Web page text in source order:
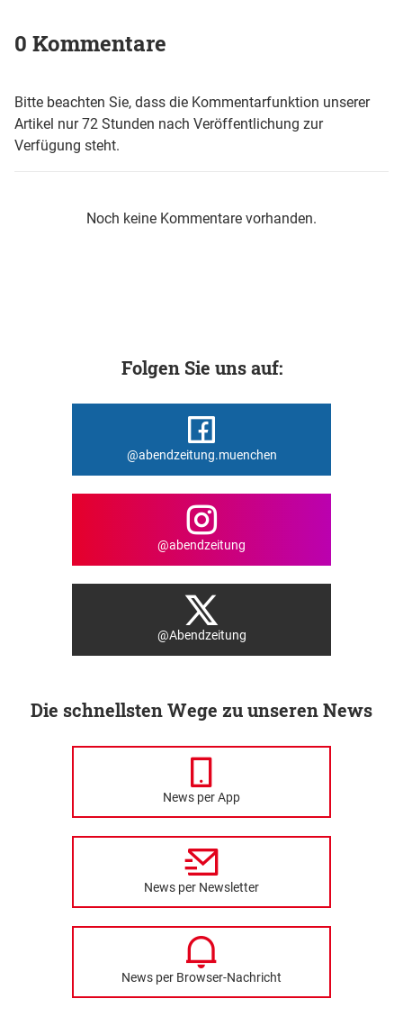
0 Kommentare
Bitte beachten Sie, dass die Kommentarfunktion unserer
Artikel nur 72 Stunden nach Veröffentlichung zur
Verfügung steht.
Noch keine Kommentare vorhanden.
Folgen Sie uns auf:
@abendzeitung.muenchen
@abendzeitung
@Abendzeitung
Die schnellsten Wege zu unseren News
News per App
News per Newsletter
News per Browser-Nachricht